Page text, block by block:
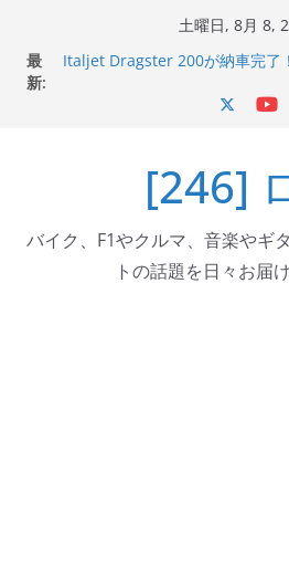
土曜日, 8月 8,
最
新:
Italjet Dragster 200が納車完了
器エフェクターが返礼品でもら
Italjet Dragster 200のフロント
コーナリングが楽しくなった
[246]
バイク、F1やクルマ、音楽やギ
トの話題を日々お届